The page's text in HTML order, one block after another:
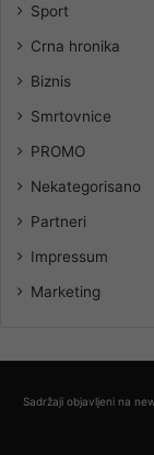
Sport
Crna hronika
Biznis
Smrtovnice
PROMO
Nekategorisano
Partneri
Impressum
Marketing
Sadržaji objavljeni na